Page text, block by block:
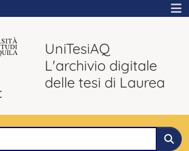
UniTesiAQ
L'archivio digitale
delle tesi di Laurea